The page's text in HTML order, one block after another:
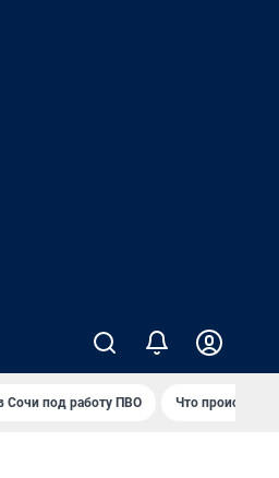
Сочи под работу ПВО Что происходит